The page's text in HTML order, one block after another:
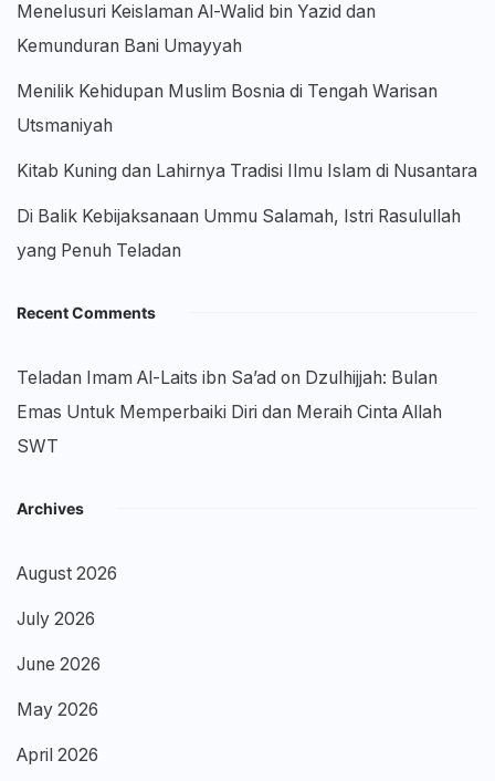
Menelusuri Keislaman Al-Walid bin Yazid dan
Kemunduran Bani Umayyah
Menilik Kehidupan Muslim Bosnia di Tengah Warisan
Utsmaniyah
Kitab Kuning dan Lahirnya Tradisi Ilmu Islam di Nusantara
Di Balik Kebijaksanaan Ummu Salamah, Istri Rasulullah
yang Penuh Teladan
Recent Comments
Teladan Imam Al-Laits ibn Sa’ad on Dzulhijjah: Bulan
Emas Untuk Memperbaiki Diri dan Meraih Cinta Allah
SWT
Archives
August 2026
July 2026
June 2026
May 2026
April 2026